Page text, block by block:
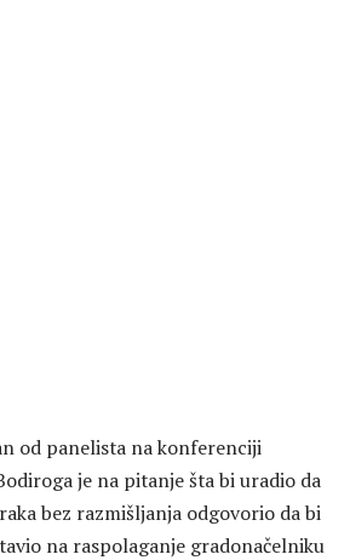
od panelista na konferenciji
je na pitanje šta bi uradio da
bez razmišljanja odgovorio da bi
na raspolaganje gradonačelniku